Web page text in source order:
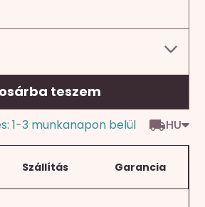
teszem
1-3 munkanapon belül HU
Szállítás Garancia